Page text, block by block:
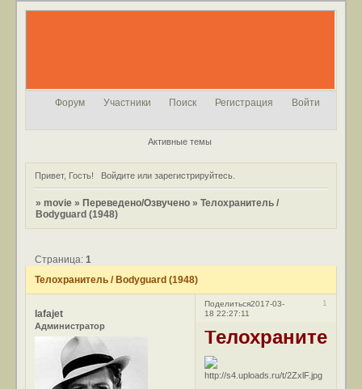
Форум Участники Поиск Регистрация Войти
Активные темы
Привет, Гость! Войдитеили зарегистрируйтесь.
»movie » Переведено/Озвучено »Телохранитель /
Bodyguard (1948)
Телохранитель / Bodyguard (1948)
Страница:1
Поделиться 1
2017-03-
18 22:27:11
lafajet
Администратор Телохранитель